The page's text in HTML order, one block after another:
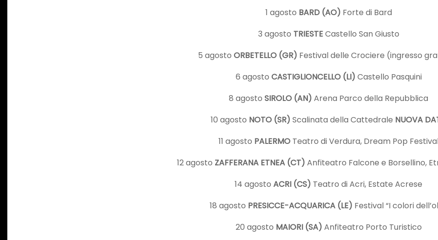
1 agosto BARD (AO) Forte di Bard
3 agosto TRIESTECastello San Giusto
5 agosto ORBETELLO (GR) Festival delle Crociere (ingresso
6 agosto CASTIGLIONCELLO (LI) Castello Pasquini
8 agosto SIROLO (AN) Arena Parco della Repubblica
10 agosto NOTO (SR) Scalinata della Cattedrale NUOVA
11 agosto PALERMO Teatro di Verdura, Dream Pop
12 agosto ZAFFERANA ETNEA (CT) Anfiteatro Falcone e Borsellino,
14 agosto ACRI (CS) Teatro di Acri, Estate Acrese
18 agosto PRESICCE-ACQUARICA (LE) Festival “I colori
20 agosto MAIORI (SA) Anfiteatro Porto Turistico